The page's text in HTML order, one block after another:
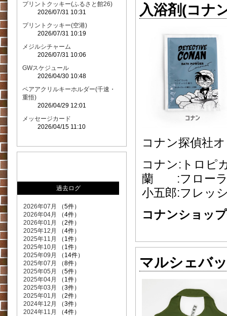
入浴剤(コナ
コナン探偵社
コナン:トロピ
蘭 :フローラ
小五郎:フレッ
コナンショッ
マルシェバ
プリントクッキー(ふるさと館26)
2026/07/31 10:31
プリントクッキー(空港)
2026/07/31 10:19
メジルシチャーム
2026/07/31 10:06
GWスケジュール
2026/04/30 10:48
ペアアクリルキーホルダー(千速・
重悟)
2026/04/29 12:01
メッセージカード
2026/04/15 11:10
過去ログ
2026年07月
（5件）
2026年04月
（4件）
2026年01月
（2件）
2025年12月
（4件）
2025年11月
（1件）
2025年10月
（1件）
2025年09月
（14件）
2025年07月
（8件）
2025年05月
（5件）
2025年04月
（1件）
2025年03月
（3件）
2025年01月
（2件）
2024年12月
（3件）
2024年11月
（4件）